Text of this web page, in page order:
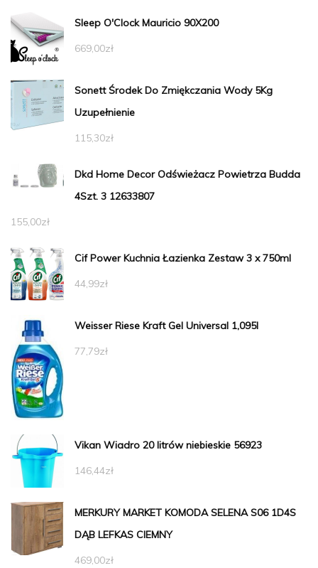
Sleep O'Clock Mauricio 90X200
669,00zł
Sonett Środek Do Zmiękczania Wody 5Kg
Uzupełnienie
115,30zł
Dkd Home Decor Odświeżacz Powietrza Budda
4Szt. 3 12633807
155,00zł
Cif Power Kuchnia Łazienka Zestaw 3 x 750ml
44,99zł
Weisser Riese Kraft Gel Universal 1,095l
77,79zł
Vikan Wiadro 20 litrów niebieskie 56923
146,44zł
MERKURY MARKET KOMODA SELENA S06 1D4S
DĄB LEFKAS CIEMNY
469,00zł